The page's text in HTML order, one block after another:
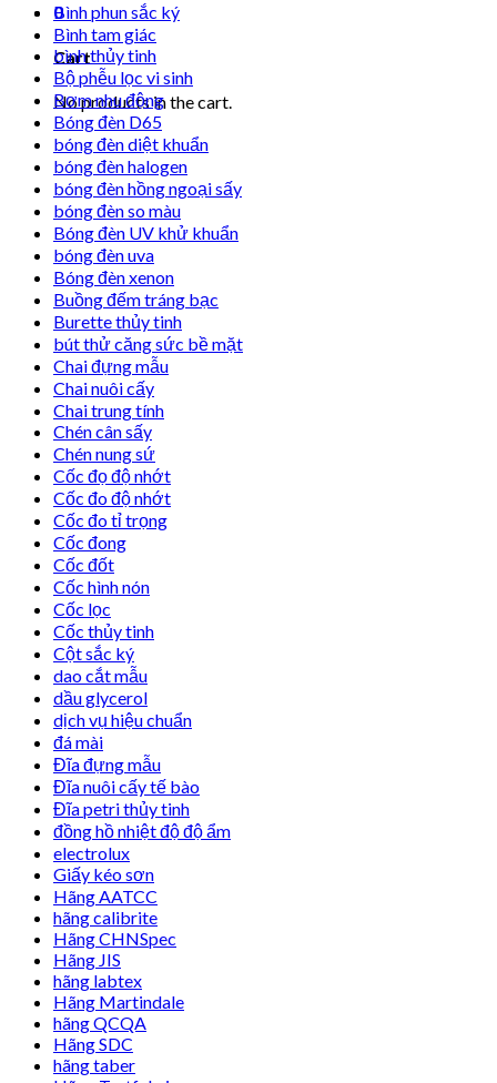
0
Cart
No products in the cart.
Bình phun sắc ký
Bình tam giác
bình thủy tinh
Bộ phễu lọc vi sinh
Bơm nhu động
Bóng đèn D65
bóng đèn diệt khuẩn
bóng đèn halogen
bóng đèn hồng ngoại sấy
bóng đèn so màu
Bóng đèn UV khử khuẩn
bóng đèn uva
Bóng đèn xenon
Buồng đếm tráng bạc
Burette thủy tinh
bút thử căng sức bề mặt
Chai đựng mẫu
Chai nuôi cấy
Chai trung tính
Chén cân sấy
Chén nung sứ
Cốc đọ độ nhớt
Cốc đo độ nhớt
Cốc đo tỉ trọng
Cốc đong
Cốc đốt
Cốc hình nón
Cốc lọc
Cốc thủy tinh
Cột sắc ký
dao cắt mẫu
dầu glycerol
dịch vụ hiệu chuẩn
đá mài
Đĩa đựng mẫu
Đĩa nuôi cấy tế bào
Đĩa petri thủy tinh
đồng hồ nhiệt độ độ ẩm
electrolux
Giấy kéo sơn
Hãng AATCC
hãng calibrite
Hãng CHNSpec
Hãng JIS
hãng labtex
Hãng Martindale
hãng QCQA
Hãng SDC
hãng taber